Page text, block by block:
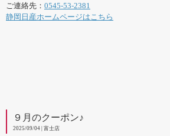
ご連絡先： 0545-53-2381
静岡日産ホームページはこちら
９月のクーポン♪
2025/09/04 | 富士店